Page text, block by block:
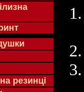
резинці